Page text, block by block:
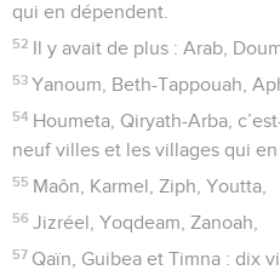
qui en dépendent.
52 Il y avait de plus : Arab,
53 Yanoum, Beth-Tappouah,
54 Houmeta, Qiryath-Arba,
neuf villes et les villages qui
55 Maôn, Karmel, Ziph, Youtta,
56 Jizréel, Yoqdeam, Zanoah,
57 Qaïn, Guibea et Timna : dix